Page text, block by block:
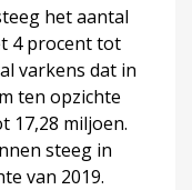
het aantal
4 procent tot
varkens dat in
ten opzichte
17,28 miljoen.
steeg in
van 2019.